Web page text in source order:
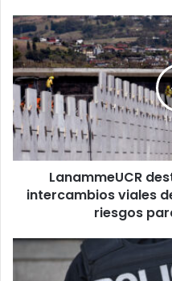
LanammeUCR
destapa
graves
fallas
en
intercambios
viales
de
Cartago
alerta
para
conductores
LanammeUCR
intercambios viales
riesgos
Dos
ataques